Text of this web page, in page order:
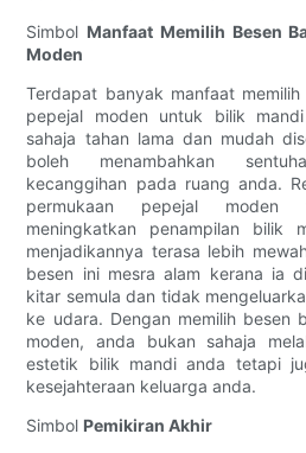
Simbol Manfaat Memilih Besen
Moden
Terdapat banyak manfaat
pepejal moden untuk bilik
sahaja tahan lama dan mudah
boleh menambahkan
kecanggihan pada ruang anda.
permukaan pepejal
meningkatkan penampilan bilik
menjadikannya terasa lebih
besen ini mesra alam kerana ia
kitar semula dan tidak
ke udara. Dengan memilih besen
moden, anda bukan sahaja
estetik bilik mandi anda tetapi
kesejahteraan keluarga anda.
Simbol Pemikiran Akhir